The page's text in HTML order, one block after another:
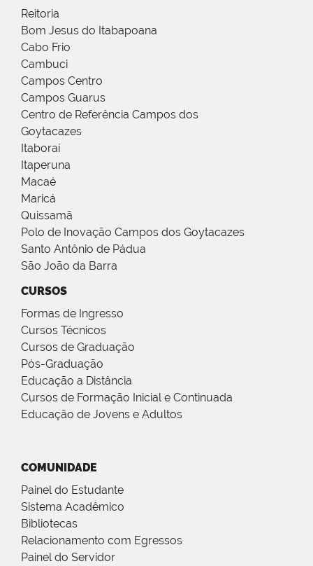
Reitoria
Bom Jesus do Itabapoana
Cabo Frio
Cambuci
Campos Centro
Campos Guarus
Centro de Referência Campos dos
Goytacazes
Itaboraí
Itaperuna
Macaé
Maricá
Quissamã
Polo de Inovação Campos dos Goytacazes
Santo Antônio de Pádua
São João da Barra
CURSOS
Formas de Ingresso
Cursos Técnicos
Cursos de Graduação
Pós-Graduação
Educação a Distância
Cursos de Formação Inicial e Continuada
Educação de Jovens e Adultos
COMUNIDADE
Painel do Estudante
Sistema Acadêmico
Bibliotecas
Relacionamento com Egressos
Painel do Servidor